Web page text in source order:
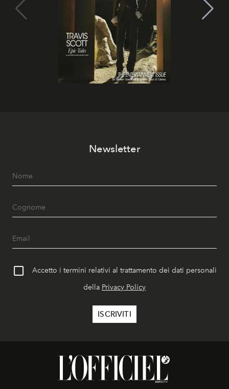
Newsletter
Accetto i termini relativi al trattamento dei dati personali
della Privacy Policy